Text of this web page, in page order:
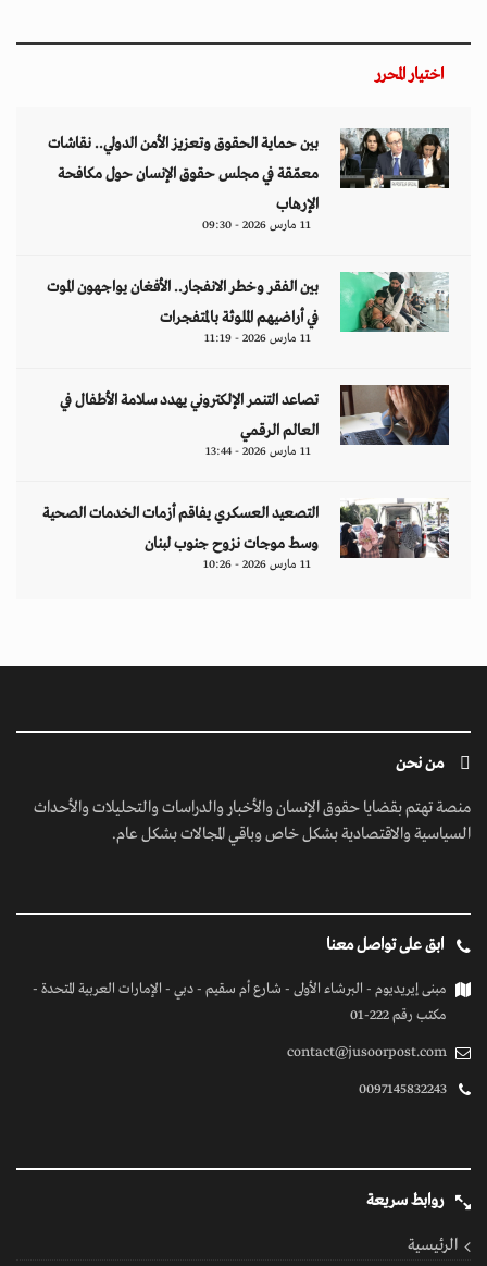
اختيار المحرر
بين حماية الحقوق وتعزيز الأمن الدولي.. نقاشات
معمّقة في مجلس حقوق الإنسان حول مكافحة
الإرهاب
11 مارس 2026 - 09:30
بين الفقر وخطر الانفجار.. الأفغان يواجهون الموت
في أراضيهم الملوثة بالمتفجرات
11 مارس 2026 - 11:19
تصاعد التنمر الإلكتروني يهدد سلامة الأطفال في
العالم الرقمي
11 مارس 2026 - 13:44
التصعيد العسكري يفاقم أزمات الخدمات الصحية
وسط موجات نزوح جنوب لبنان
11 مارس 2026 - 10:26
من نحن
منصة تهتم بقضايا حقوق الإنسان والأخبار والدراسات والتحليلات والأحداث
السياسية والاقتصادية بشكل خاص وباقي المجالات بشكل عام.
ابق على تواصل معنا
مبنى إيريديوم - البرشاء الأولى - شارع أم سقيم - دبي - الإمارات العربية المتحدة -
مكتب رقم 222-01
contact@jusoorpost.com
0097145832243
روابط سريعة
الرئيسية